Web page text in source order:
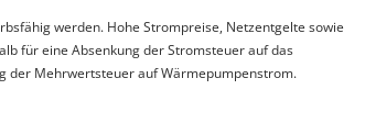
werden. Hohe Strompreise, Netzentgelte sowie
für eine Absenkung der Stromsteuer auf das
der Mehrwertsteuer auf Wärmepumpenstrom.